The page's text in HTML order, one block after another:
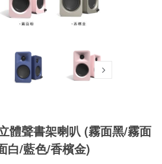
體聲書架喇叭 (霧面黑/霧面
白/藍色/香檳金)